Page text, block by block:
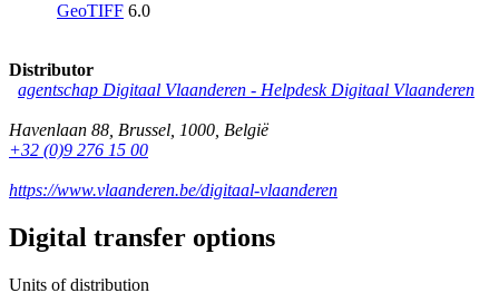
GeoTIFF 6.0
Distributor
agentschap Digitaal Vlaanderen - Helpdesk Digitaal Vlaanderen
Havenlaan 88 Brussel 1000 België
+32 (0)9 276 15 00
https://www.vlaanderen.be/digitaal-vlaanderen
Digital transfer options
Units of distribution